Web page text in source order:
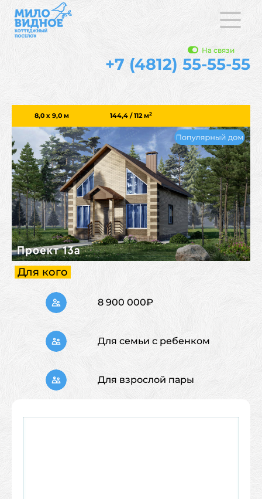
На связи
+7 (4812) 55-55-55
8,0 х 9,0 м 144,4 / 112м2
Для кого
8 900 000₽
Для семьи с ребенком
Для взрослой пары